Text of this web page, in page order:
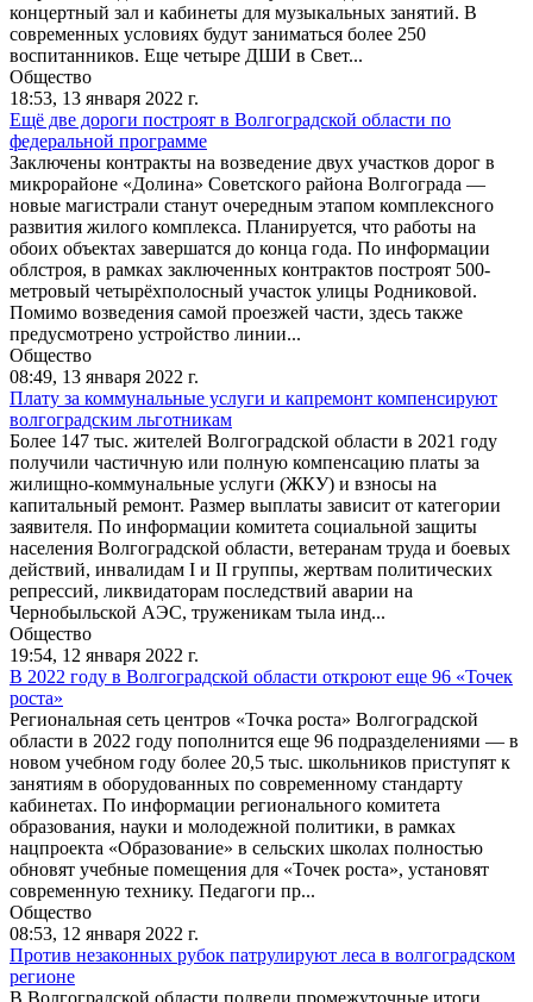
концертный зал и кабинеты для музыкальных занятий. В
современных условиях будут заниматься более 250
воспитанников. Еще четыре ДШИ в Свет...
Общество
18:53, 13 января 2022 г.
Ещё две дороги построят в Волгоградской области по
федеральной программе
Заключены контракты на возведение двух участков дорог в
микрорайоне «Долина» Советского района Волгограда —
новые магистрали станут очередным этапом комплексного
развития жилого комплекса. Планируется, что работы на
обоих объектах завершатся до конца года. По информации
облстроя, в рамках заключенных контрактов построят 500-
метровый четырёхполосный участок улицы Родниковой.
Помимо возведения самой проезжей части, здесь также
предусмотрено устройство линии...
Общество
08:49, 13 января 2022 г.
Плату за коммунальные услуги и капремонт компенсируют
волгоградским льготникам
Более 147 тыс. жителей Волгоградской области в 2021 году
получили частичную или полную компенсацию платы за
жилищно-коммунальные услуги (ЖКУ) и взносы на
капитальный ремонт. Размер выплаты зависит от категории
заявителя. По информации комитета социальной защиты
населения Волгоградской области, ветеранам труда и боевых
действий, инвалидам I и II группы, жертвам политических
репрессий, ликвидаторам последствий аварии на
Чернобыльской АЭС, труженикам тыла инд...
Общество
19:54, 12 января 2022 г.
В 2022 году в Волгоградской области откроют еще 96 «Точек
роста»
Региональная сеть центров «Точка роста» Волгоградской
области в 2022 году пополнится еще 96 подразделениями — в
новом учебном году более 20,5 тыс. школьников приступят к
занятиям в оборудованных по современному стандарту
кабинетах. По информации регионального комитета
образования, науки и молодежной политики, в рамках
нацпроекта «Образование» в сельских школах полностью
обновят учебные помещения для «Точек роста», установят
современную технику. Педагоги пр...
Общество
08:53, 12 января 2022 г.
Против незаконных рубок патрулируют леса в волгоградском
регионе
В Волгоградской области подвели промежуточные итоги